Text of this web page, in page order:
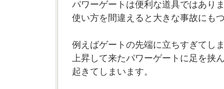
パワーゲートは便利な道具ではあり
使い方を間違えると大きな事故にも
例えばゲートの先端に立ちすぎてし
上昇して来たパワーゲートに足を挟
起きてしまいます。